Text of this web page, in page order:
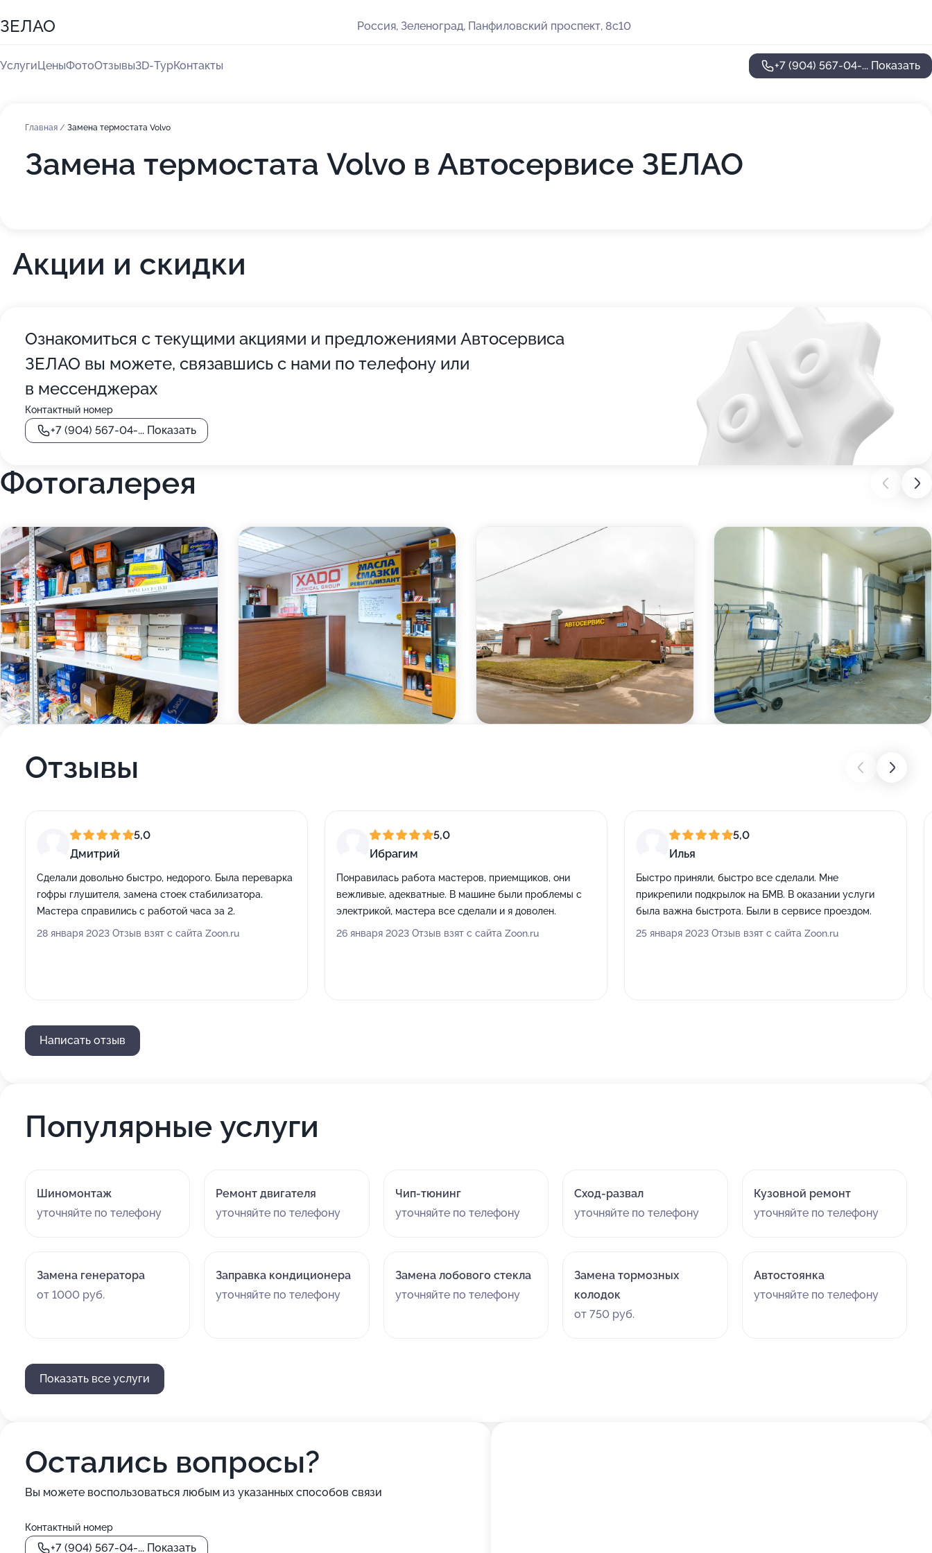
ЗЕЛАО Россия, Зеленоград, Панфиловский проспект, 8с10
УслугиЦеныФотоОтзывы3D-ТурКонтакты +7 (904) 567-04-... Показать
Главная / Замена термостата Volvo
Замена термостата Volvo в Автосервисе ЗЕЛАО
Акции и скидки
Ознакомиться с текущими акциями и предложениями Автосервиса
ЗЕЛАО вы можете, связавшись с нами по телефону или
в мессенджерах
Контактный номер
+7 (904) 567-04-... Показать
Фотогалерея
Отзывы
5,0
Дмитрий
Сделали довольно быстро, недорого. Была переварка
гофры глушителя, замена стоек стабилизатора.
Мастера справились с работой часа за 2.
28 января 2023 Отзыв взят с сайта Zoon.ru
5,0
Ибрагим
Понравилась работа мастеров, приемщиков, они
вежливые, адекватные. В машине были проблемы с
электрикой, мастера все сделали и я доволен.
26 января 2023 Отзыв взят с сайта Zoon.ru
5,0
Илья
Быстро приняли, быстро все сделали. Мне
прикрепили подкрылок на БМВ. В оказании услуги
была важна быстрота. Были в сервисе проездом.
25 января 2023 Отзыв взят с сайта Zoon.ru
Написать отзыв
Популярные услуги
Шиномонтаж
уточняйте по телефону
Ремонт двигателя
уточняйте по телефону
Чип-тюнинг
уточняйте по телефону
Сход-развал
уточняйте по телефону
Кузовной ремонт
уточняйте по телефону
Замена генератора
от 1000 руб.
Заправка кондиционера
уточняйте по телефону
Замена лобового стекла
уточняйте по телефону
Замена тормозных
колодок
от 750 руб.
Автостоянка
уточняйте по телефону
Показать все услуги
Остались вопросы?
Вы можете воспользоваться любым из указанных способов связи
Контактный номер
+7 (904) 567-04-... Показать